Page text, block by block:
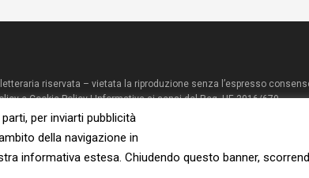
riservata – vietata la riproduzione senza l’espresso
e Cookie Policy|Informativa ai sensi del Reg. UE 2016/679
De Ciechi.
per inviarti pubblicità
della navigazione in
informativa estesa. Chiudendo questo banner,